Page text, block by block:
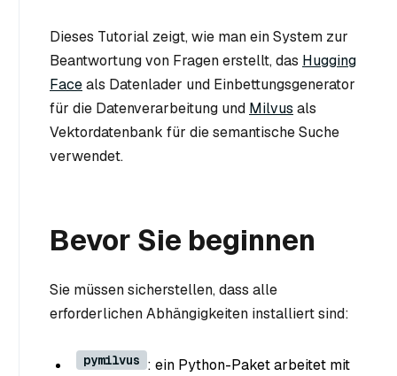
Dieses Tutorial zeigt, wie man ein System zur
Beantwortung von Fragen erstellt, das Hugging
Faceals Datenlader und Einbettungsgenerator
für die Datenverarbeitung und Milvus als
Vektordatenbank für die semantische Suche
verwendet.
Bevor Sie beginnen
Sie müssen sicherstellen, dass alle
erforderlichen Abhängigkeiten installiert sind:
pymilvus : ein Python-Paket arbeitet mit